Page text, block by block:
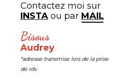
à partir de25,00
VOTRE
Contactez moi sur
INSTAou par MAIL
Bisous
Audrey
*adresse transmise lors de la prise
de rdv